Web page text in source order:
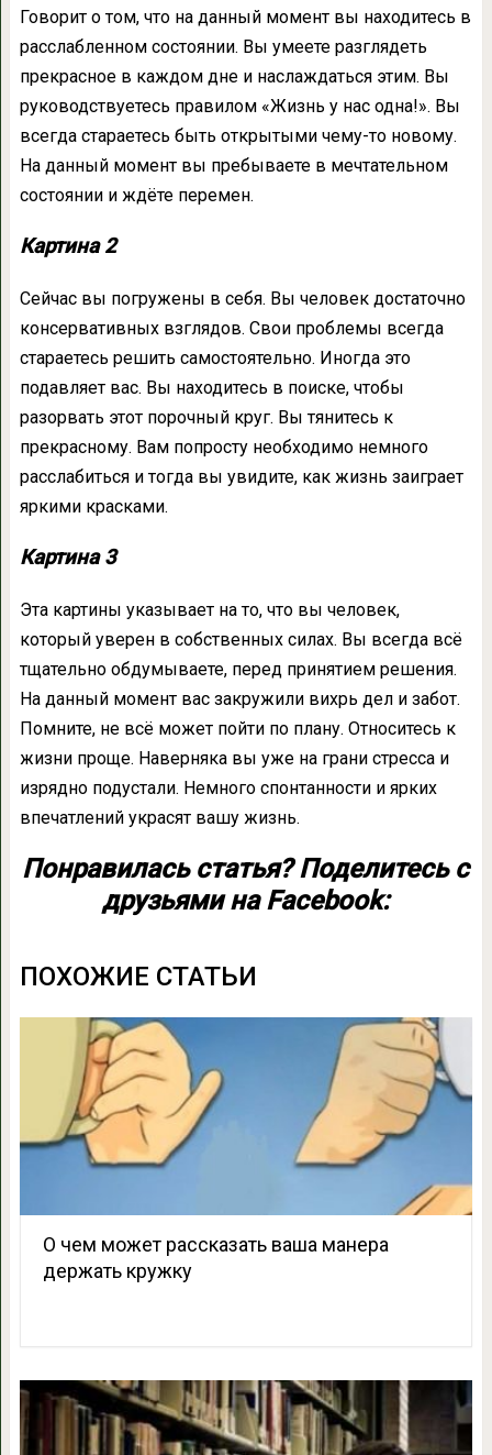
Говорит о том, что на данный момент вы находитесь в
расслабленном состоянии. Вы умеете разглядеть
прекрасное в каждом дне и наслаждаться этим. Вы
руководствуетесь правилом «Жизнь у нас одна!». Вы
всегда стараетесь быть открытыми чему-то новому.
На данный момент вы пребываете в мечтательном
состоянии и ждёте перемен.
Картина 2
Сейчас вы погружены в себя. Вы человек достаточно
консервативных взглядов. Свои проблемы всегда
стараетесь решить самостоятельно. Иногда это
подавляет вас. Вы находитесь в поиске, чтобы
разорвать этот порочный круг. Вы тянитесь к
прекрасному. Вам попросту необходимо немного
расслабиться и тогда вы увидите, как жизнь заиграет
яркими красками.
Картина 3
Эта картины указывает на то, что вы человек,
который уверен в собственных силах. Вы всегда всё
тщательно обдумываете, перед принятием решения.
На данный момент вас закружили вихрь дел и забот.
Помните, не всё может пойти по плану. Относитесь к
жизни проще. Наверняка вы уже на грани стресса и
изрядно подустали. Немного спонтанности и ярких
впечатлений украсят вашу жизнь.
Понравилась статья? Поделитесь с
друзьями на Facebook:
ПОХОЖИЕ СТАТЬИ
О чем может рассказать ваша манера
держать кружку